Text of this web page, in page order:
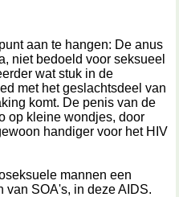
aan te hangen: De anus
niet bedoeld voor seksueel
wat stuk in de
met het geslachtsdeel van
komt. De penis van de
op kleine wondjes, door
handiger voor het HIV
mannen een
van SOA's, in deze AIDS.